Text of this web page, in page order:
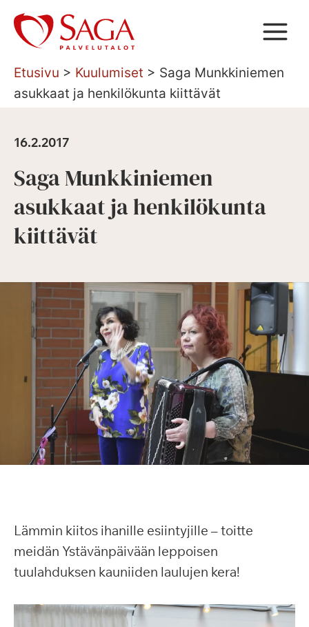
Siirry
sisältöön
Etusivu > Kuulumiset > Saga Munkkiniemen
asukkaat ja henkilökunta kiittävät
16.2.2017
Saga Munkkiniemen
asukkaat ja henkilökunta
kiittävät
Lämmin kiitos ihanille esiintyjille – toitte
meidän Ystävänpäivään leppoisen
tuulahduksen kauniiden laulujen kera!